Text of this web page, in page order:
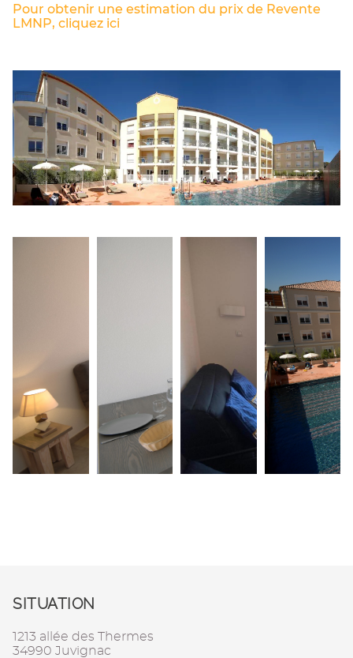
Pour obtenir une estimation du prix de Revente
LMNP, cliquez ici
SITUATION
1213 allée des Thermes
34990 Juvignac